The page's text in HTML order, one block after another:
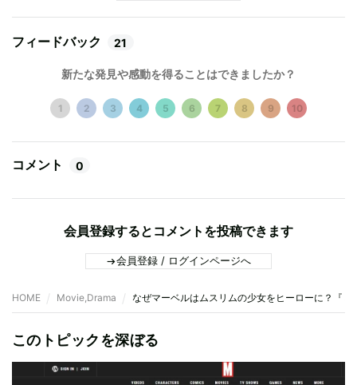
フィードバック 21
新たな発見や感動を得ることはできましたか？
1 2 3 4 5 6 7 8 9 10
コメント 0
会員登録するとコメントを投稿できます
会員登録 / ログインページへ
HOME Movie,Drama なぜマーベルはムスリムの少女をヒーローに？『
このトピックを深ぼる